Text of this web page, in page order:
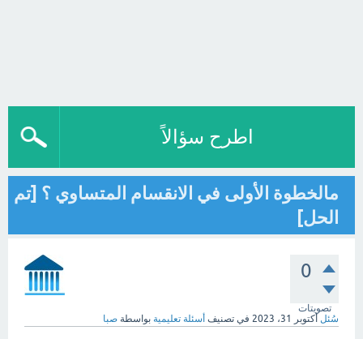
اطرح سؤالاً
مالخطوة الأولى في الانقسام المتساوي ؟ [تم
الحل]
0
تصويتات
سُئل أكتوبر 31، 2023 في تصنيف أسئلة تعليمية بواسطة صبا